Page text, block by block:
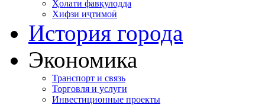
Ҳолати фавқулодда
Хифзи иҷтимоӣ
История города
Экономика
Транспорт и связь
Торговля и услуги
Инвестиционные проекты